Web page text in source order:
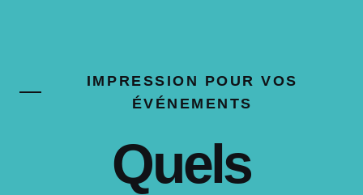
IMPRESSION POUR VOS
ÉVÉNEMENTS
Quels